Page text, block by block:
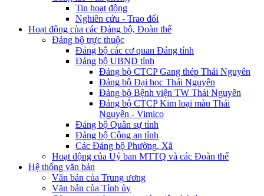
Tin hoạt động
Nghiên cứu - Trao đổi
Hoạt động của các Đảng bộ, Đoàn thể
Đảng bộ trực thuộc
Đảng bộ các cơ quan Đảng tỉnh
Đảng bộ UBND tỉnh
Đảng bộ CTCP Gang thép Thái Nguyên
Đảng bộ Đại học Thái Nguyên
Đảng bộ Bệnh viện TW Thái Nguyên
Đảng bộ CTCP Kim loại màu Thái
Nguyên - Vimico
Đảng bộ Quân sự tỉnh
Đảng bộ Công an tỉnh
Các Đảng bộ Phường, Xã
Hoạt động của Uỷ ban MTTQ và các Đoàn thể
Hệ thống văn bản
Văn bản của Trung ương
Văn bản của Tỉnh ủy